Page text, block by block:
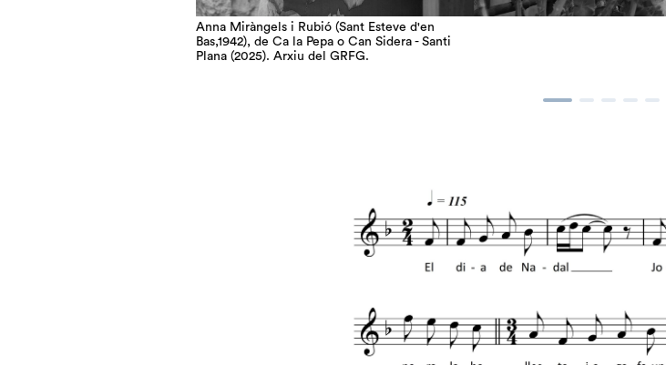
Anna Miràngels i Rubió (Sant Esteve d'en
Bas,1942), de Ca la Pepa o Can Sidera - Santi
Plana (2025). Arxiu del GRFG.